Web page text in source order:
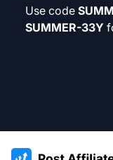
Use code
SUMMER-33Y
:site.title